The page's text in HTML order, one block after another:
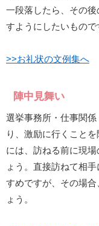
一段落したら、その
すようにしたいもので
>>お礼状の文例集へ
陣中見舞い
選挙事務所・仕事関
り、激励に行くこと
には、訪ねる前に現
ょう。直接訪ねて相
すめですが、その場
ょう。